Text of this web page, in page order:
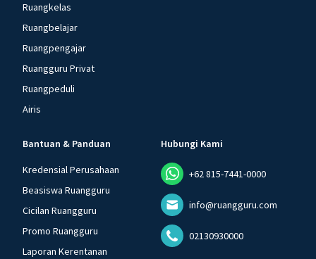
Ruangkelas
Ruangbelajar
Ruangpengajar
Ruangguru Privat
Ruangpeduli
Airis
Bantuan & Panduan
Kredensial Perusahaan
Beasiswa Ruangguru
Cicilan Ruangguru
Promo Ruangguru
Laporan Kerentanan
Hubungi Kami
+62 815-7441-0000
info@ruangguru.com
02130930000